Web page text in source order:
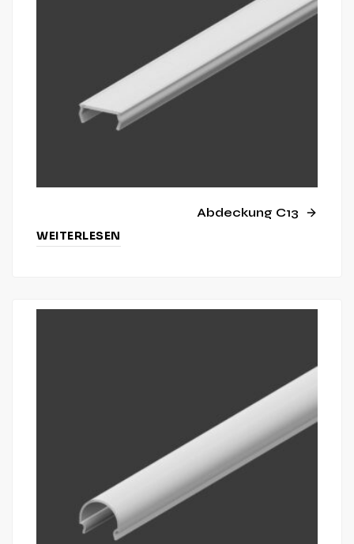
Abdeckung C13
WEITERLESEN